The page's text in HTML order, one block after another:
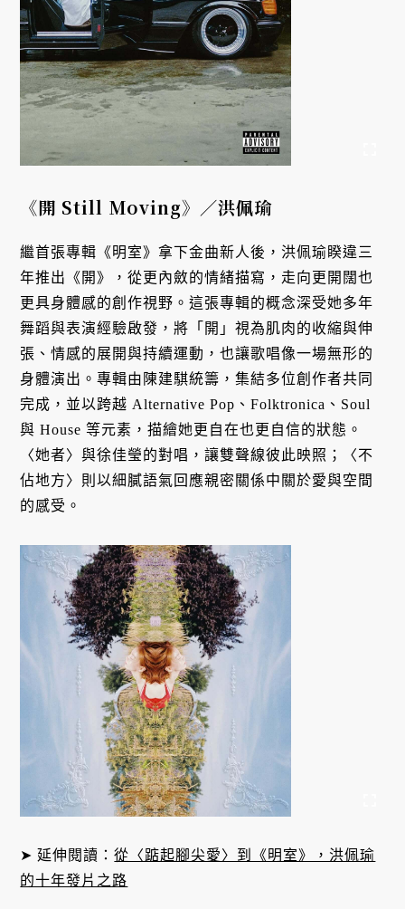
《開 Still Moving》／洪佩瑜
繼首張專輯《明室》拿下金曲新人後，洪佩瑜睽違三
年推出《開》，從更內斂的情緒描寫，走向更開闊也
更具身體感的創作視野。這張專輯的概念深受她多年
舞蹈與表演經驗啟發，將「開」視為肌肉的收縮與伸
張、情感的展開與持續運動，也讓歌唱像一場無形的
身體演出。專輯由陳建騏統籌，集結多位創作者共同
完成，並以跨越 Alternative Pop、Folktronica、Soul
與 House 等元素，描繪她更自在也更自信的狀態。
〈她者〉與徐佳瑩的對唱，讓雙聲線彼此映照；〈不
佔地方〉則以細膩語氣回應親密關係中關於愛與空間
的感受。
➤ 延伸閱讀：從〈踮起腳尖愛〉到《明室》，洪佩瑜
的十年發片之路